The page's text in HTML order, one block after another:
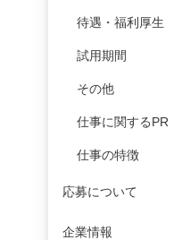
待遇・福利厚生
試用期間
その他
仕事に関するPR
仕事の特徴
応募について
企業情報